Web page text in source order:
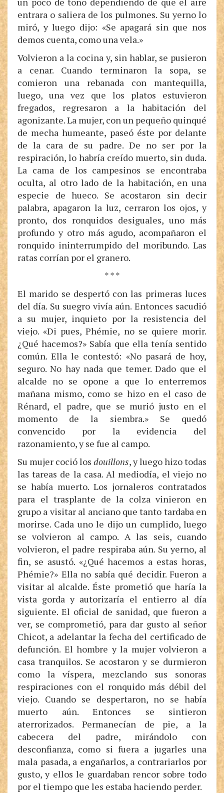
entrara o saliera de los pulmones. Su yerno lo
miró, y luego dijo: «Se apagará sin que nos
demos cuenta, como una vela.»
Volvieron a la cocina y, sin hablar, se pusieron
a cenar. Cuando terminaron la sopa, se
comieron una rebanada con mantequilla,
luego, una vez que los platos estuvieron
fregados, regresaron a la habitación del
agonizante. La mujer, con un pequeño quinqué
de mecha humeante, paseó éste por delante
de la cara de su padre. De no ser por la
respiración, lo habría creído muerto, sin duda.
La cama de los campesinos se encontraba
oculta, al otro lado de la habitación, en una
especie de hueco. Se acostaron sin decir
palabra, apagaron la luz, cerraron los ojos, y
pronto, dos ronquidos desiguales, uno más
profundo y otro más agudo, acompañaron el
ronquido ininterrumpido del moribundo. Las
ratas corrían por el granero.
* * *
El marido se despertó con las primeras luces
del día. Su suegro vivía aún. Entonces sacudió
a su mujer, inquieto por la resistencia del
viejo. «Di pues, Phémie, no se quiere morir.
¿Qué hacemos?» Sabía que ella tenía sentido
común. Ella le contestó: «No pasará de hoy,
seguro. No hay nada que temer. Dado que el
alcalde no se opone a que lo enterremos
mañana mismo, como se hizo en el caso de
Rénard, el padre, que se murió justo en el
momento de la siembra.» Se quedó
convencido por la evidencia del
razonamiento, y se fue al campo.
Su mujer coció los douillons, y luego hizo todas
las tareas de la casa. Al mediodía, el viejo no
se había muerto. Los jornaleros contratados
para el trasplante de la colza vinieron en
grupo a visitar al anciano que tanto tardaba en
morirse. Cada uno le dijo un cumplido, luego
se volvieron al campo. A las seis, cuando
volvieron, el padre respiraba aún. Su yerno, al
fin, se asustó. «¿Qué hacemos a estas horas,
Phémie?» Ella no sabía qué decidir. Fueron a
visitar al alcalde. Éste prometió que haría la
vista gorda y autorizaría el entierro al día
siguiente. El oficial de sanidad, que fueron a
ver, se comprometió, para dar gusto al señor
Chicot, a adelantar la fecha del certificado de
defunción. El hombre y la mujer volvieron a
casa tranquilos. Se acostaron y se durmieron
como la víspera, mezclando sus sonoras
respiraciones con el ronquido más débil del
viejo. Cuando se despertaron, no se había
muerto aún. Entonces se sintieron
aterrorizados. Permanecían de pie, a la
cabecera del padre, mirándolo con
desconfianza, como si fuera a jugarles una
mala pasada, a engañarlos, a contrariarlos por
gusto, y ellos le guardaban rencor sobre todo
por el tiempo que les estaba haciendo perder.